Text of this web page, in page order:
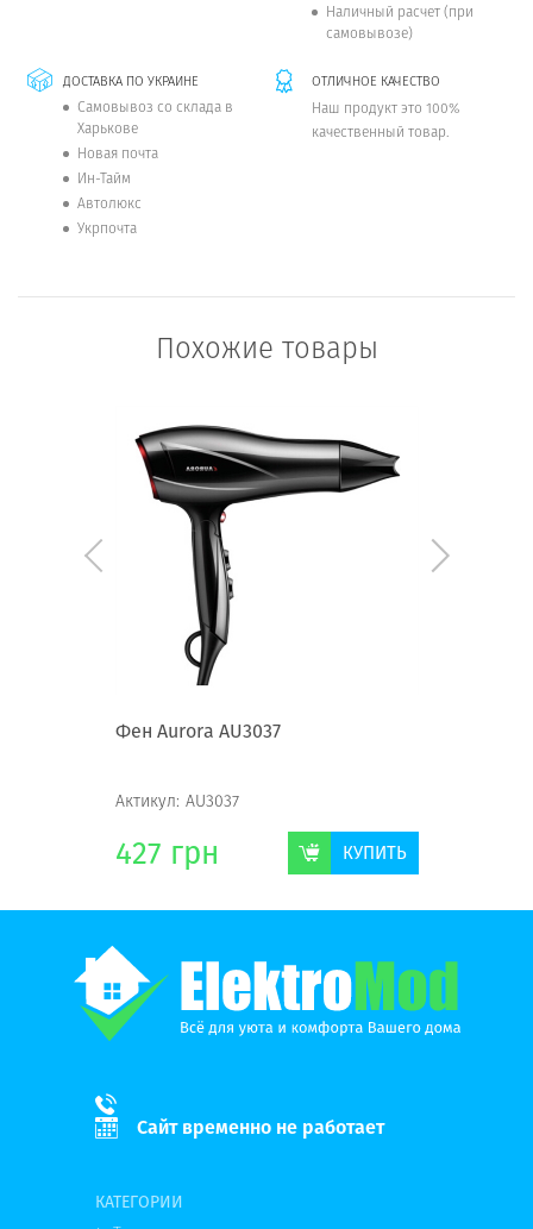
Наличный расчет (при
самовывозе)
ДОСТАВКА ПО УКРАИНЕ
Самовывоз со склада в
Харькове
Новая почта
Ин-Тайм
Автолюкс
Укрпочта
ОТЛИЧНОЕ КАЧЕСТВО
Наш продукт это 100%
качественный товар.
Похожие товары
Фен Aurora AU3037
Актикул: AU3037
427 грн КУПИТЬ
Сайт временно не работает
КАТЕГОРИИ